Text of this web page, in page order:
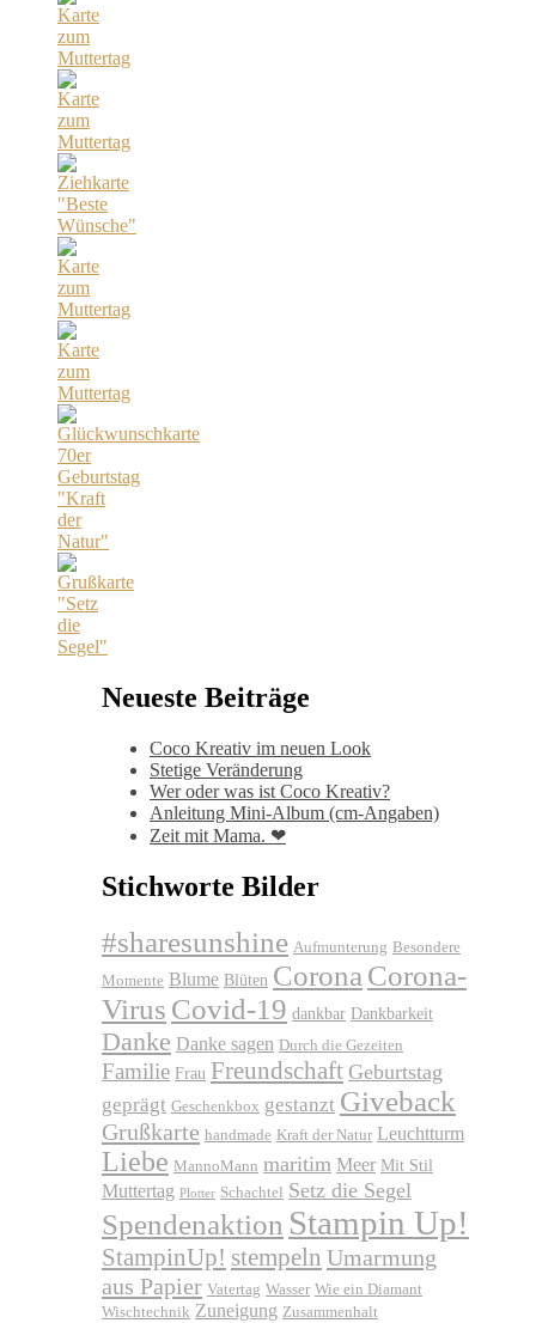
Neueste Beiträge
Coco Kreativ im neuen Look
Stetige Veränderung
Wer oder was ist Coco Kreativ?
Anleitung Mini-Album (cm-Angaben)
Zeit mit Mama. ❤
Stichworte Bilder
#sharesunshine Aufmunterung Besondere
Momente Blume Blüten CoronaCorona-
Virus Covid-19 dankbar Dankbarkeit
Danke Danke sagen Durch die Gezeiten
Familie Frau Freundschaft Geburtstag
geprägt Geschenkbox gestanzt Giveback
Grußkarte handmade Kraft der Natur Leuchtturm
Liebe MannoMann maritim Meer Mit Stil
Muttertag Plotter Schachtel Setz die Segel
Spendenaktion Stampin Up!
StampinUp! stempeln Umarmung
aus Papier Vatertag Wasser Wie ein Diamant
Wischtechnik Zuneigung Zusammenhalt